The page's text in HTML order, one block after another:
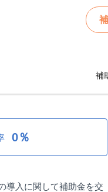
補
0％
導入に関して補助金を交